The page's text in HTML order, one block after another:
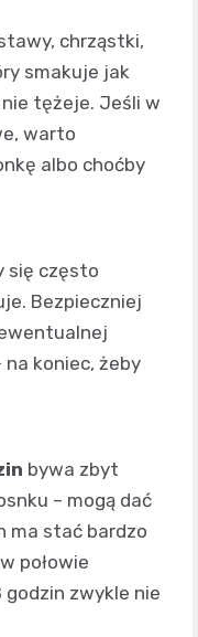
chrząstki,
smakuje jak
nie tężeje. Jeśli w
warto
albo choćby
się często
Bezpieczniej
na koniec, żeby
bywa zbyt
– mogą dać
ma stać bardzo
połowie
zwykle nie